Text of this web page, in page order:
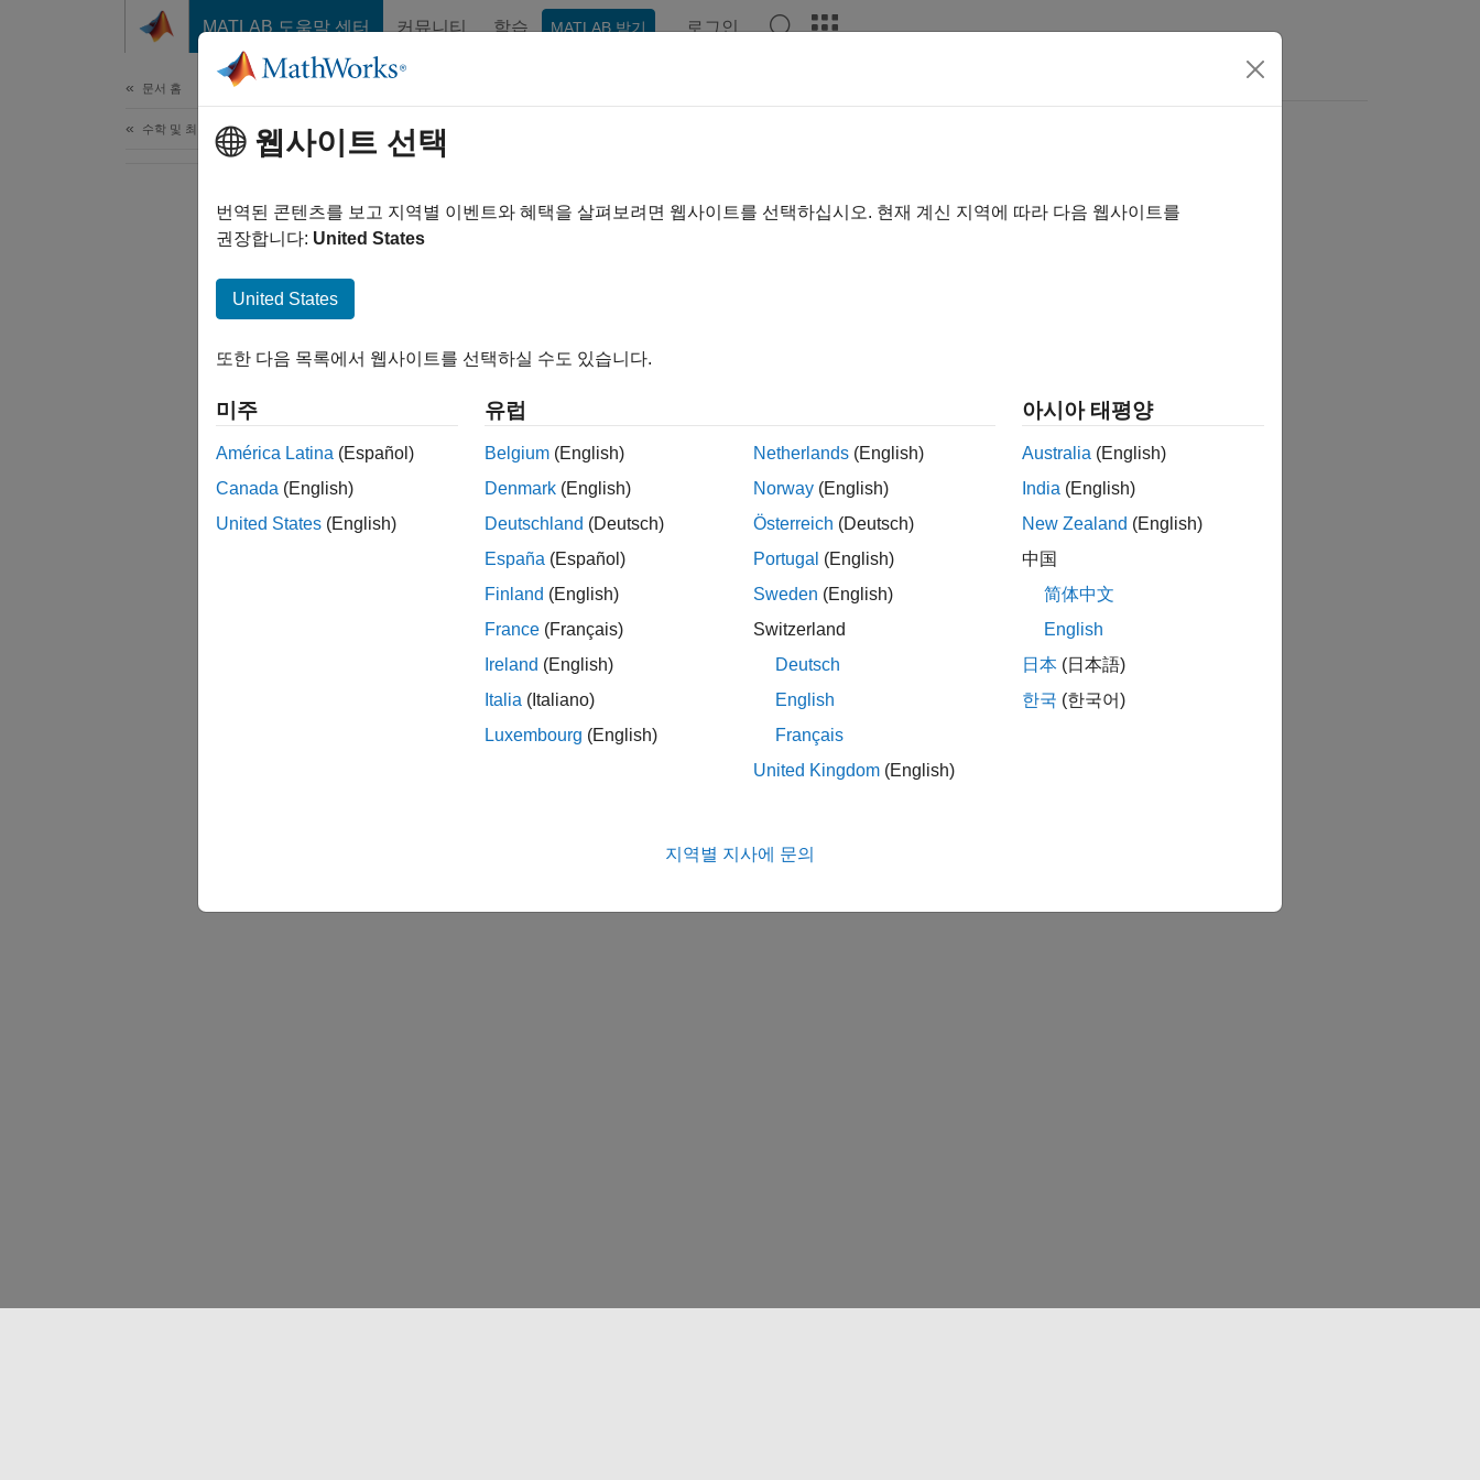
MATLAB 도움말 센터 커뮤니티 학습 MATLAB 받기 로그인
문서 홈
수학 및 최적화 웹사이트 선택
번역된 콘텐츠를 보고 지역별 이벤트와 혜택을 살펴보려면 웹사이트를 선택하십시오. 현재 계신 지역에 따라 다음 웹사이트를
권장합니다: United States
United States
또한 다음 목록에서 웹사이트를 선택하실 수도 있습니다.
미주
América Latina (Español)
Canada (English)
United States (English)
유럽
Belgium (English)
Denmark (English)
Deutschland (Deutsch)
España (Español)
Finland (English)
France (Français)
Ireland (English)
Italia (Italiano)
Luxembourg (English)
Netherlands (English)
Norway (English)
Österreich (Deutsch)
Portugal (English)
Sweden (English)
Switzerland
Deutsch
English
Français
United Kingdom (English)
아시아 태평양
Australia (English)
India (English)
New Zealand (English)
中国
简体中文
English
日本 (日本語)
한국 (한국어)
지역별 지사에 문의